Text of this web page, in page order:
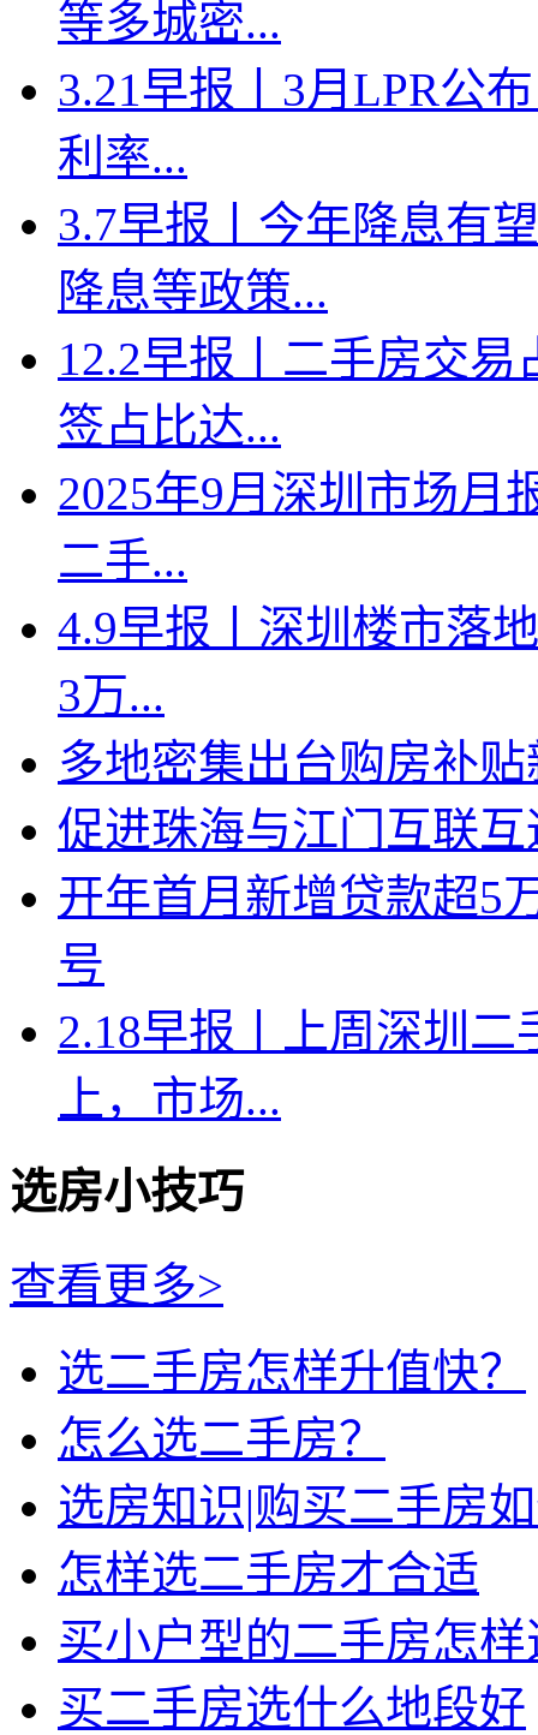
等多城密...
3.21早报丨3月LPR公
利率...
3.7早报丨今年降息有
降息等政策...
12.2早报丨二手房交
签占比达...
2025年9月深圳市场月
二手...
4.9早报丨深圳楼市落
3万...
多地密集出台购房补
促进珠海与江门互联
开年首月新增贷款超5
号
2.18早报丨上周深圳二
上，市场...
选房小技巧
查看更多>
选二手房怎样升值快？
怎么选二手房？
选房知识|购买二手房
怎样选二手房才合适
买小户型的二手房怎样
买二手房选什么地段好